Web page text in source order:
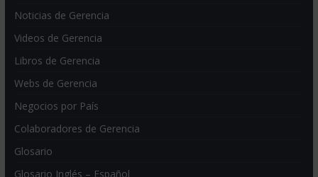
Noticias de Gerencia
Videos de Gerencia
Libros de Gerencia
Webs de Gerencia
Negocios por País
Colaboradores de Gerencia
Glosario
Glosario Inglés – Español